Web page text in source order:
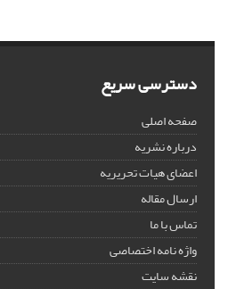
دسترسی سریع
صفحه اصلی
درباره نشریه
اعضای هیات تحریریه
ارسال مقاله
تماس با ما
واژه نامه اختصاصی
نقشه سایت